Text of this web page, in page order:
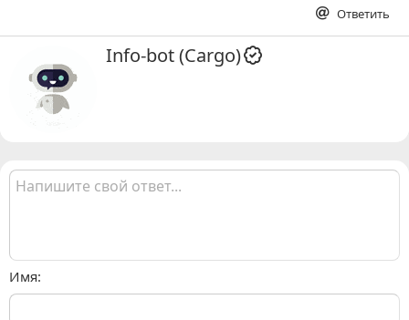
Ответить
А
в
Info-bot (Cargo)
Имя